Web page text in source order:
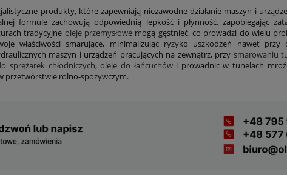
produkty, które zapewniają niezawodne działanie maszyn i
formule zachowują odpowiednią lepkość i płynność, zapobiegając
tradycyjne oleje przemysłowe mogą gęstnieć, co prowadzi do wielu
właściwości smarujące, minimalizując ryzyko uszkodzeń nawet przy
maszyn i urządzeń pracujących na zewnątrz, przy smarowaniu
sprężarek chłodniczych,oleje do łańcuchówi prowadnic w tunelach
przetwórstwie rolno-spożywczym.